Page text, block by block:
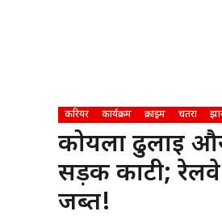
करियर कार्यक्रम क्राइम चतरा
कोयला ढुलाई
सड़क काटी; रेलवे
जब्त!